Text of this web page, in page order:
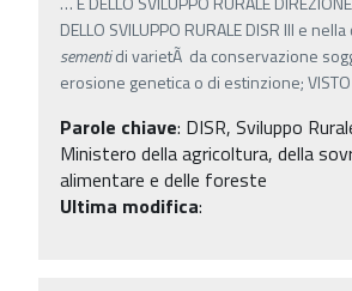
DELLO SVILUPPO RURALE DISR III e
sementidi varietÃ da conservazione
erosione genetica o di estinzione; VISTO
Parole chiave: DISR, Sviluppo
Ministero della agricoltura, della
alimentare e delle foreste
Ultima modifica: